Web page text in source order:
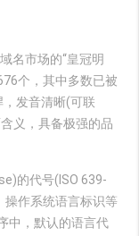
市场的“皇冠明
个，其中多数已被
发音清晰(可联
含义，具备极强的品
的代号(ISO 639-
操作系统语言标识等
中，默认的语言代